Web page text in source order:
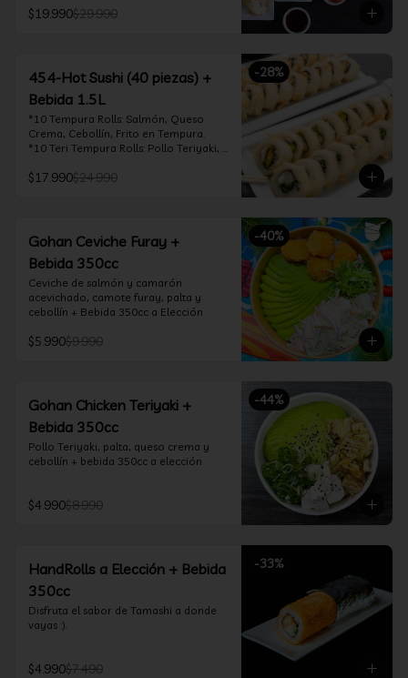
Palta, Cebollín, Envuelto en Queso
salmón y bañado en salsa acevichada
*10 Tempura Rolls: Salmón, Queso
Crema, Cebollín, Frito en Tempura.
*Incluye 2 palitos, 2 soya 30ml, 1 salsa
teriyaki 30ml
$19.990$29.990
-28%
454-Hot Sushi (40 piezas) +
Bebida 1.5L
*10 Tempura Rolls: Salmón, Queso
Crema, Cebollín, Frito en Tempura.
*10 Teri Tempura Rolls: Pollo Teriyaki,
Tempura
Queso Crema y Cebollín, frito en
tempura
*Incluye 2 palitos, 2 soya 30ml, 1 salsa
teriyaki 30ml
$17.990$24.990
-40%
Gohan Ceviche Furay +
Bebida 350cc
Ceviche de salmón y camarón
acevichado, camote furay, palta y
cebollín + Bebida 350cc a Elección
$5.990$9.990
-44%
Gohan Chicken Teriyaki +
Bebida 350cc
Pollo Teriyaki, palta, queso crema y
cebollín + bebida 350cc a elección
$4.990$8.990
-33%
HandRolls a Elección + Bebida
350cc
Disfruta el sabor de Tamashi a donde
vayas :).
$4.990$7.490